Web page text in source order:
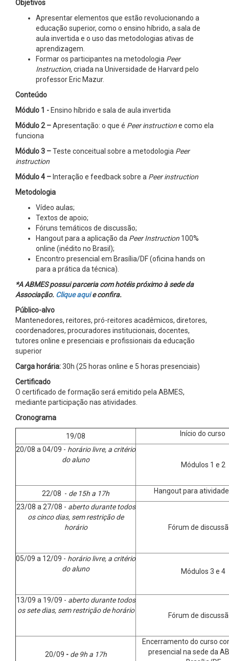
Objetivos
Apresentar elementos que estão revolucionando a
educação superior, como o ensino híbrido, a sala de
aula invertida e o uso das metodologias ativas de
aprendizagem.
Formar os participantes na metodologia Peer
Instruction, criada na Universidade de Harvard pelo
professor Eric Mazur.
Conteúdo
Módulo 1 - Ensino híbrido e sala de aula invertida
Módulo 2 –Apresentação: o que é Peer instructione como ela
funciona
Módulo 3 –Teste conceitual sobre a metodologia Peer
instruction
Módulo 4 – Interação e feedback sobre a Peer instruction
Metodologia
Vídeo aulas;
Textos de apoio;
Fóruns temáticos de discussão;
Hangout para a aplicação da Peer Instruction 100%
online (inédito no Brasil);
Encontro presencial em Brasília/DF (oficina hands on
para a prática da técnica).
*A ABMES possui parceria com hotéis próximo à sede da
Associação. Clique aquie confira.
Público-alvo
Mantenedores, reitores, pró-reitores acadêmicos, diretores,
coordenadores, procuradores institucionais, docentes,
tutores online e presenciais e profissionais da educação
superior
Carga horária:30h (25 horas online e 5 horas presenciais)
Certificado
O certificado de formação será emitido pela ABMES,
mediante participação nas atividades.
Cronograma
19/08
Início do curso
20/08 a 04/09 - horário livre, a critério
do aluno
Módulos 1 e 2
22/08 - de 15h a 17h
Hangout para
23/08 a 27/08 - aberto durante todos
os cinco dias, sem restrição de
horário
Fórum de
05/09 a 12/09 - horário livre, a critério
do aluno
Módulos 3 e 4
13/09 a 19/09 - aberto durante todos
os sete dias, sem restrição de horário
Fórum de
20/09 - de 9h a 17h
Encerramento do curso
presencial na sede da